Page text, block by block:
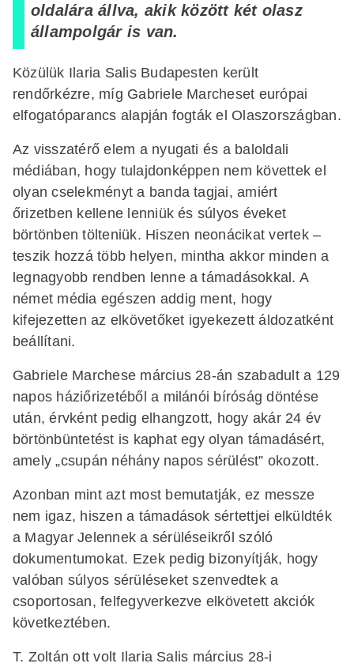
oldalára állva, akik között két olasz
állampolgár is van.
Közülük Ilaria Salis Budapesten került
rendőrkézre, míg Gabriele Marcheset európai
elfogatóparancs alapján fogták el Olaszországban.
Az visszatérő elem a nyugati és a baloldali
médiában, hogy tulajdonképpen nem követtek el
olyan cselekményt a banda tagjai, amiért
őrizetben kellene lenniük és súlyos éveket
börtönben tölteniük. Hiszen neonácikat vertek –
teszik hozzá több helyen, mintha akkor minden a
legnagyobb rendben lenne a támadásokkal. A
német média egészen addig ment, hogy
kifejezetten az elkövetőket igyekezett áldozatként
beállítani.
Gabriele Marchese március 28-án szabadult a 129
napos háziőrizetéből a milánói bíróság döntése
után, érvként pedig elhangzott, hogy akár 24 év
börtönbüntetést is kaphat egy olyan támadásért,
amely „csupán néhány napos sérülést” okozott.
Azonban mint azt most bemutatják, ez messze
nem igaz, hiszen a támadások sértettjei elküldték
a Magyar Jelennek a sérüléseikről szóló
dokumentumokat. Ezek pedig bizonyítják, hogy
valóban súlyos sérüléseket szenvedtek a
csoportosan, felfegyverkezve elkövetett akciók
következtében.
T. Zoltán ott volt Ilaria Salis március 28-i